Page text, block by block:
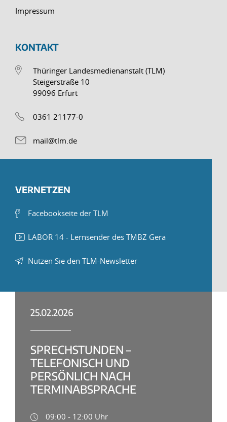
Impressum
KONTAKT
Thüringer Landesmedienanstalt (TLM)
Steigerstraße 10
99096 Erfurt
0361 21177-0
mail@tlm.de
VERNETZEN
Facebookseite der TLM
LABOR 14 - Lernsender des TMBZ Gera
Nutzen Sie den TLM-Newsletter
25.02.2026
SPRECHSTUNDEN –
TELEFONISCH UND
PERSÖNLICH NACH
TERMINABSPRACHE
09:00 - 12:00 Uhr